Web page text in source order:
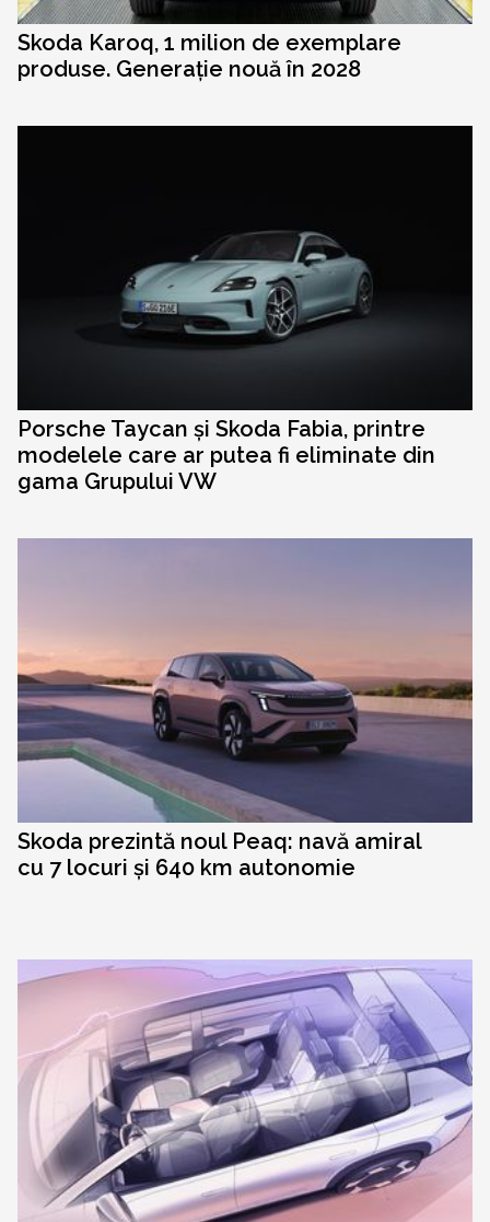
Skoda Karoq, 1 milion de exemplare
produse. Generație nouă în 2028
Porsche Taycan și Skoda Fabia, printre
modelele care ar putea fi eliminate din
gama Grupului VW
Skoda prezintă noul Peaq: navă amiral
cu 7 locuri și 640 km autonomie